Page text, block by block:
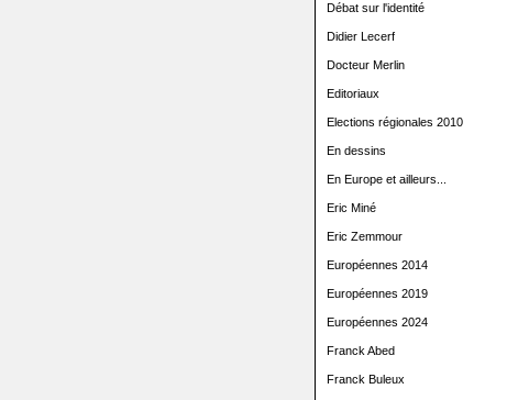
Débat sur l'identité
Didier Lecerf
Docteur Merlin
Editoriaux
Elections régionales 2010
En dessins
En Europe et ailleurs...
Eric Miné
Eric Zemmour
Européennes 2014
Européennes 2019
Européennes 2024
Franck Abed
Franck Buleux